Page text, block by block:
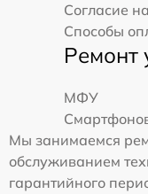
Согласие
Способы
Ремонт
МФУ
Мы занимаемся
обслуживанием
гарантийного